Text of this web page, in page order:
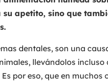
su apetito, sino que
dentales, son una
llevándolos
por eso, que en muchos